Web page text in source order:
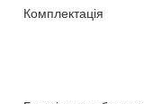
Комплектація